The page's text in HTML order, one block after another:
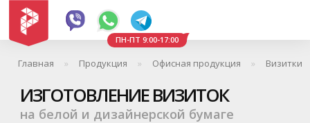
ПН-ПТ 9:00-17:00
Главная Продукция Офисная продукция Визитки
ИЗГОТОВЛЕНИЕ ВИЗИТОК
на белой и дизайнерской бумаге